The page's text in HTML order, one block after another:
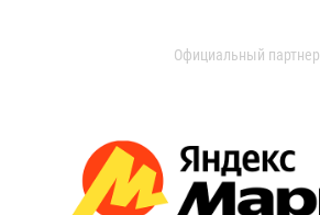
Официальный партнер